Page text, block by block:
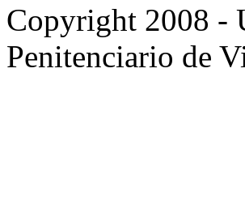
Copyright 2008 -
Penitenciario de